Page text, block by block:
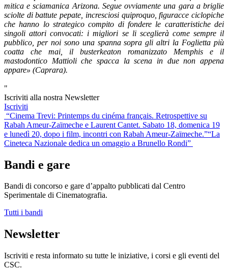
mitica e sciamanica Arizona. Segue ovviamente una gara a briglie
sciolte di battute pepate, incresciosi quiproquo, figuracce ciclopiche
che hanno lo strategico compito di fondere le caratteristiche dei
singoli attori convocati: i migliori se li sceglierà come sempre il
pubblico, per noi sono una spanna sopra gli altri la Foglietta più
coatta che mai, il busterkeaton romanizzato Memphis e il
mastodontico Mattioli che spacca la scena in due non appena
appare» (Caprara).
"
Iscriviti alla nostra Newsletter
Iscriviti
Navigazione
articoli
“Cinema Trevi: Printemps du cinéma français. Retrospettive su
Rabah Ameur-Zaïmeche e Laurent Cantet. Sabato 18, domenica 19
e lunedì 20, dopo i film, incontri con Rabah Ameur-Zaïmeche.”“La
Cineteca Nazionale dedica un omaggio a Brunello Rondi”
Bandi e gare
Bandi di concorso e gare d’appalto pubblicati dal Centro
Sperimentale di Cinematografia.
Tutti i bandi
Newsletter
Iscriviti e resta informato su tutte le iniziative, i corsi e gli eventi del
CSC.